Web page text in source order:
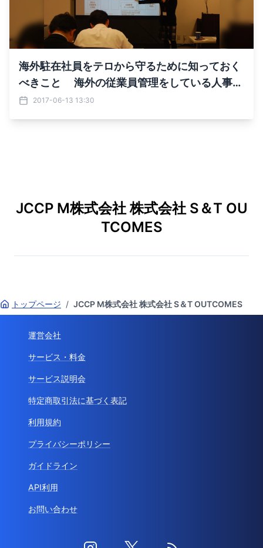
海外駐在社員をテロから守るために知っておく
べきこと 海外の従業員管理をしている人事部
門向け危機管理セミナーを 東京・永田町で7月1
2017-06-13 13:30
JCCP M株式会社 株式会社 S＆T OU
TCOMES
トップページ / JCCP M株式会社 株式会社 S＆T OUTCOMES
運営会社
サービス・料金
サービス説明会
特定商取引法に基づく表記
利用規約
プライバシーポリシー
ガイドライン
API利用
お問い合わせ